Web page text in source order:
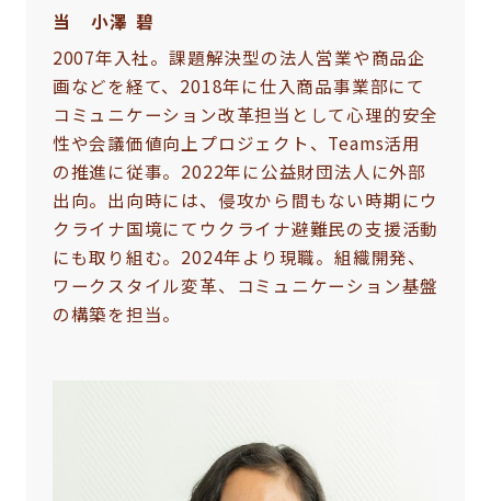
当 小澤 碧
2007年入社。課題解決型の法人営業や商品企
画などを経て、2018年に仕入商品事業部にて
コミュニケーション改革担当として心理的安全
性や会議価値向上プロジェクト、Teams活用
の推進に従事。2022年に公益財団法人に外部
出向。出向時には、侵攻から間もない時期にウ
クライナ国境にてウクライナ避難民の支援活動
にも取り組む。2024年より現職。組織開発、
ワークスタイル変革、コミュニケーション基盤
の構築を担当。